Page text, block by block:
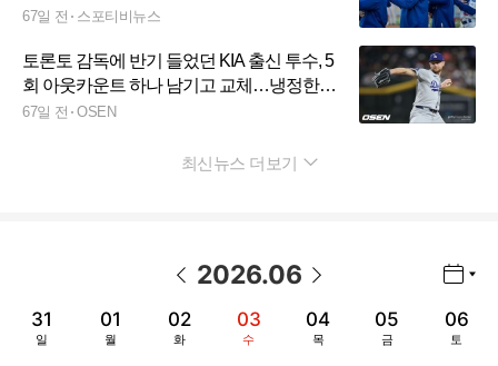
자책했다
67일 전 스포티비뉴스
토론토 감독에 반기 들었던 KIA 출신 투수, 5
회 아웃카운트 하나 남기고 교체…냉정한
로버츠
67일 전 OSEN
최신뉴스 더보기
2026.06
31
일
01
월
02
화
03
수
04
목
05
금
06
토